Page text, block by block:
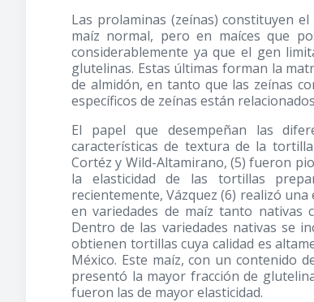
Las prolaminas (zeínas) constituyen
maíz normal, pero en maíces que
considerablemente ya que el gen
glutelinas. Estas últimas forman la
de almidón, en tanto que las zeínas
específicos de zeínas están
El papel que desempeñan las
características de textura de la
Cortéz y Wild-Altamirano, (5) fueron
la elasticidad de las tortillas
recientemente, Vázquez (6) realizó
en variedades de maíz tanto
Dentro de las variedades nativas se
obtienen tortillas cuya calidad es
México. Este maíz, con un contenido
presentó la mayor fracción de
fueron las de mayor elasticidad.